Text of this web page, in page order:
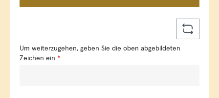
Um weiterzugehen, geben Sie die oben abgebildeten
Zeichen ein *